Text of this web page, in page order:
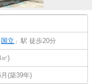
国立 」駅 徒歩20分
)
(築39年)